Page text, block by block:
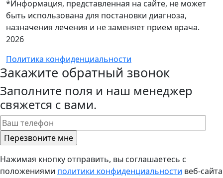
*Информация, представленная на сайте, не может
быть использована для постановки диагноза,
назначения лечения и не заменяет прием врача.
2026
Политика конфиденциальности
Закажите обратный звонок
Заполните поля и наш менеджер
свяжется с вами.
Нажимая кнопку отправить, вы соглашаетесь с
положениями политики конфиденциальности веб-сайта